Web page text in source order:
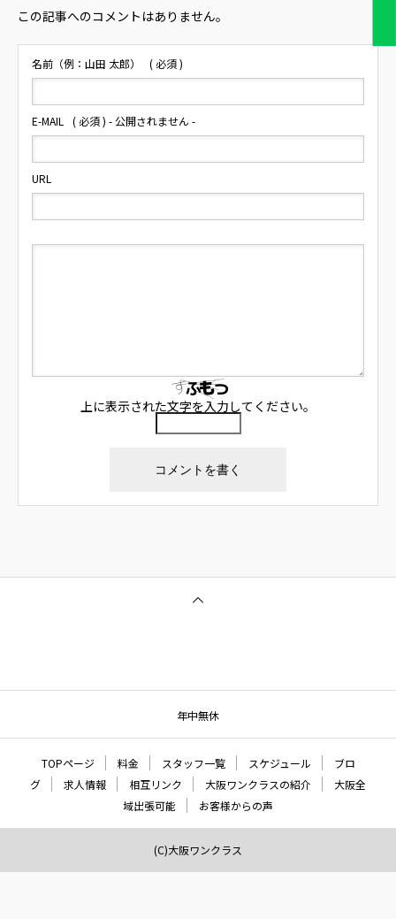
この記事へのコメントはありません。
名前（例：山田 太郎） ( 必須 )
E-MAIL ( 必須 ) - 公開されません -
URL
上に表示された文字を入力してください。
年中無休
TOPページ 料金 スタッフ一覧 スケジュール
ブロ
グ
求人情報 相互リンク 大阪ワンクラスの紹介
大阪全
域出張可能
お客様からの声
(C)大阪ワンクラス